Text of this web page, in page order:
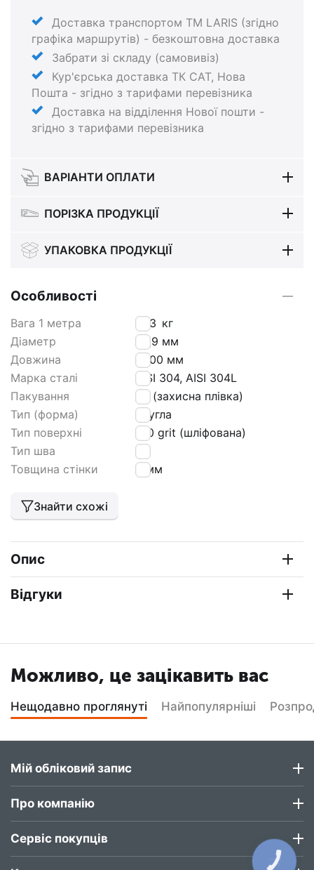
Доставка транспортом ТМ LARIS (згідно
графіка маршрутів) - безкоштовна доставка
Забрати зі складу (самовивіз)
Кур'єрська доставка ТК САТ, Нова
Пошта - згідно з тарифами перевізника
Доставка на відділення Нової пошти -
згідно з тарифами перевізника
ВАРІАНТИ ОПЛАТИ
ПОРІЗКА ПРОДУКЦІЇ
УПАКОВКА ПРОДУКЦІЇ
Особливості
Вага 1 метра 1,23 кг
Діаметр
26,9 мм
Довжина
6000 мм
Марка сталі
AISI 304, AISI 304L
Пакування
РЕ (захисна плівка)
Тип (форма)
кругла
Тип поверхні
180 grit (шліфована)
Тип шва
tig
Товщина стінки
2 мм
Знайти схожі
Опис
Відгуки
Можливо, це зацікавить вас
Нещодавно проглянуті Найпопулярніші
Мій обліковий запис
Про компанію
Сервіс покупців
КНОПКА
ЗВ'ЯЗКУ